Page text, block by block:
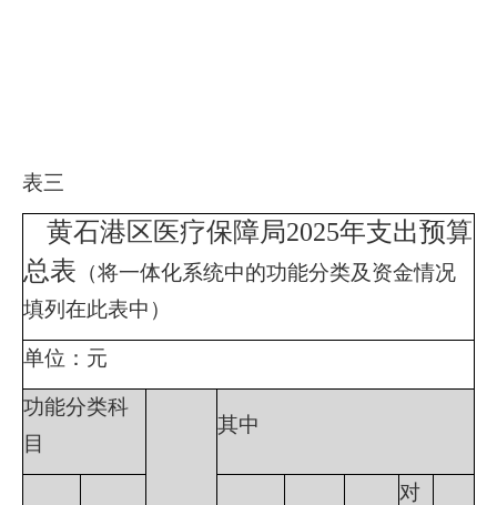
表三
黄石港区医疗保障局2025年支出预算
总表 （将一体化系统中的功能分类及资金情况
填列在此表中）
单位：元
功能分类科
目
其中
对